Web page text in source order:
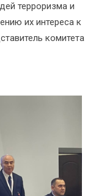
терроризма и
их интереса к
комитета